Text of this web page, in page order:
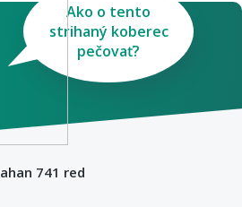
Ako o tento
strihaný koberec
pečovať?
741 red